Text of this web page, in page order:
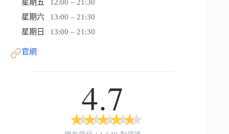
星期五
12:00 – 21:30
星期六
13:00 – 21:30
星期日
13:00 – 21:30
官網
4.7
★
★ ★
★ ★
★ ★
★ ★
★